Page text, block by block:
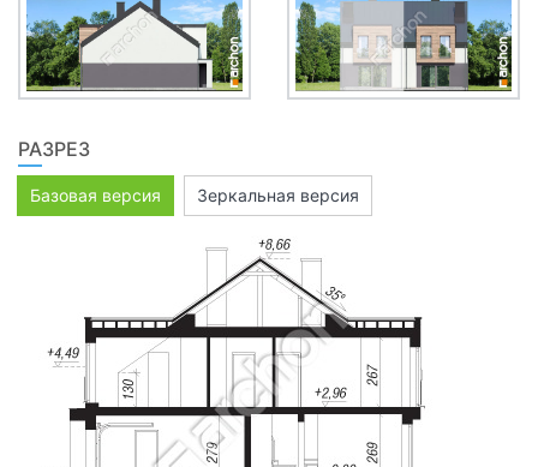
РАЗРЕЗ
Базовая версия Зеркальная версия